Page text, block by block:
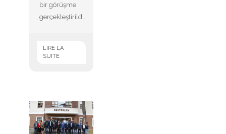
bir görüşme
gerçekleştirildi.
LIRE LA
SUITE